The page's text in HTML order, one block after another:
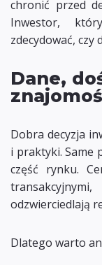
chronić przed
Inwestor,
zdecydować, czy
Dane,
Dobra decyzja
i praktyki. Same
część rynku.
odzwierciedlają
Dlatego warto